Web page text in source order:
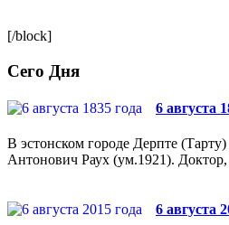
[/block]
Сего Дня
6 августа
В эстонском городе Дерпте
Антонович Раух (ум.1921).
6 августа